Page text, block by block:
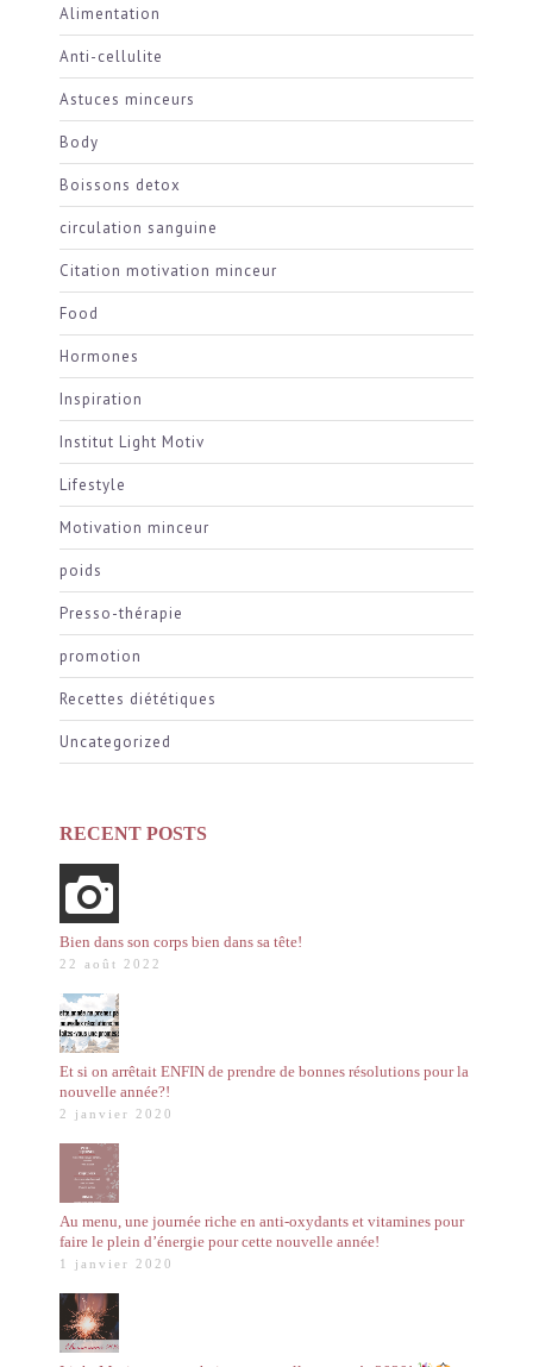
Alimentation
Anti-cellulite
Astuces minceurs
Body
Boissons detox
circulation sanguine
Citation motivation minceur
Food
Hormones
Inspiration
Institut Light Motiv
Lifestyle
Motivation minceur
poids
Presso-thérapie
promotion
Recettes diététiques
Uncategorized
RECENT POSTS
Bien dans son corps bien dans sa tête!
22 août 2022
Et si on arrêtait ENFIN de prendre de bonnes résolutions pour la
nouvelle année?!
2 janvier 2020
Au menu, une journée riche en anti-oxydants et vitamines pour
faire le plein d’énergie pour cette nouvelle année!
1 janvier 2020